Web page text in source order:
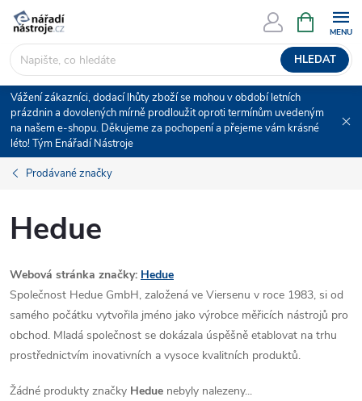
Přejít
obsah
HLEDAT
NÁKUPNÍ
KOŠÍK
Vážení zákazníci, dodací lhůty zboží se mohou v období letních
prázdnin a dovolených mírně prodloužit oproti termínům uvedeným
na našem e-shopu. Děkujeme za pochopení a přejeme vám krásné
léto! Tým Enářadí Nástroje
Prodávané značky
Hedue
Webová stránka značky: Hedue
Společnost Hedue GmbH, založená ve Viersenu v roce 1983, si od
samého počátku vytvořila jméno jako výrobce měřicích nástrojů pro
obchod. Mladá společnost se dokázala úspěšně etablovat na trhu
prostřednictvím inovativních a vysoce kvalitních produktů.
Žádné produkty značky Hedue nebyly nalezeny...